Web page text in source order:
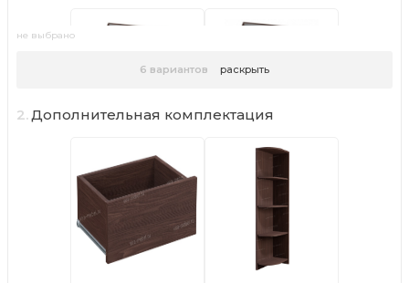
Бельевое с двумя
ящиками и платяное
отд.
+ 3 500 Р
отделения с полками
не выбрано
раскрыть
6 вариантов
2.Дополнительная комплектация